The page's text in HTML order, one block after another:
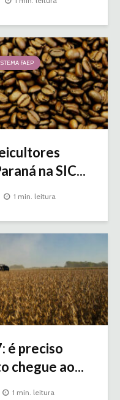
FAEP
na SIC...
1 min. leitura
é preciso
chegue ao...
1 min. leitura